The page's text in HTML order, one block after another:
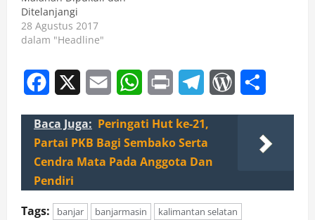
Ditelanjangi
28 Agustus 2017
dalam "Headline"
Facebook Email WhatsApp
Print TelegramWordPress
Baca Juga: Peringati Hut ke-21,
Partai PKB Bagi Sembako Serta
Cendra Mata Pada Anggota Dan
Pendiri
Tags:
banjar banjarmasin
kalimantan selatan